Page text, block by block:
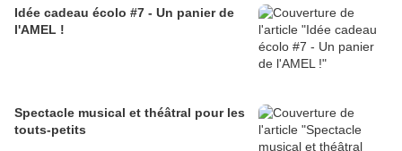
Idée cadeau écolo #7 - Un panier de
l'AMEL !
Spectacle musical et théâtral pour les
touts-petits